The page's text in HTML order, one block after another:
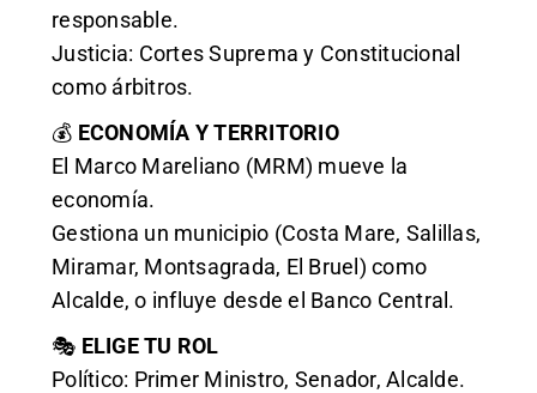
responsable.
Justicia: Cortes Suprema y Constitucional
como árbitros.
💰 ECONOMÍA Y TERRITORIO
El Marco Mareliano (MRM) mueve la
economía.
Gestiona un municipio (Costa Mare, Salillas,
Miramar, Montsagrada, El Bruel) como
Alcalde, o influye desde el Banco Central.
🎭 ELIGE TU ROL
Político: Primer Ministro, Senador, Alcalde.